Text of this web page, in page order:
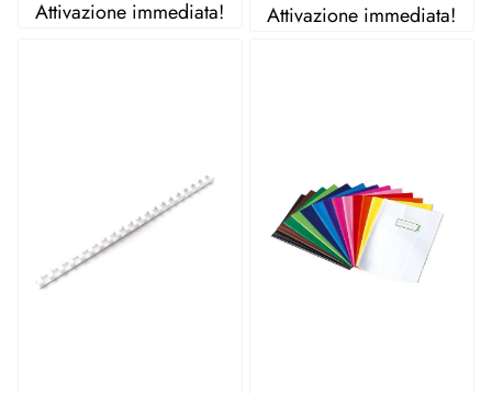
Attivazione immediata!
Attivazione immediata!